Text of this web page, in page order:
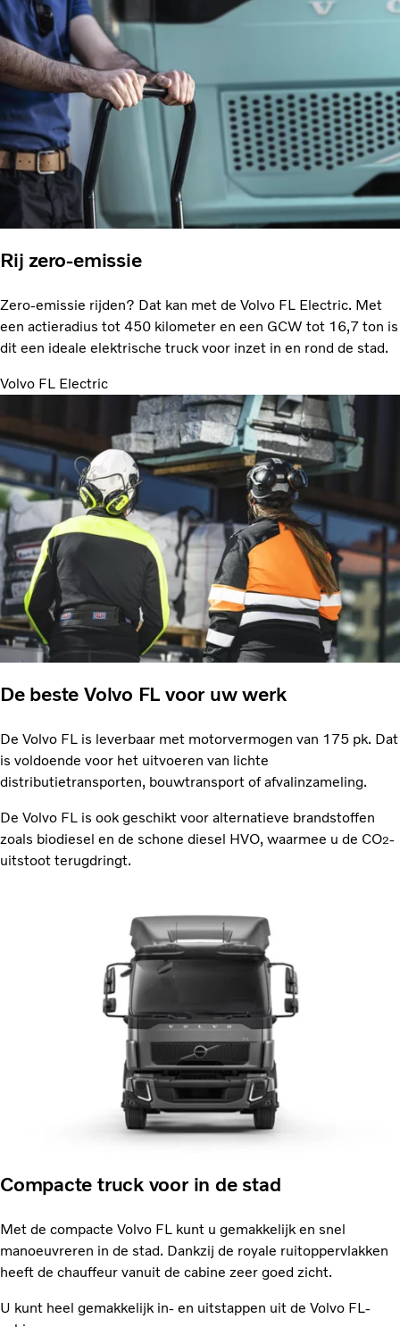
Rij zero-emissie
Zero-emissie rijden? Dat kan met de Volvo FL Electric. Met
een actieradius tot 450 kilometer en een GCW tot 16,7 ton is
dit een ideale elektrische truck voor inzet in en rond de stad.
Volvo FL Electric
De beste Volvo FL voor uw werk
De Volvo FL is leverbaar met motorvermogen van 175 pk. Dat
is voldoende voor het uitvoeren van lichte
distributietransporten, bouwtransport of afvalinzameling.
De Volvo FL is ook geschikt voor alternatieve brandstoffen
zoals biodiesel en de schone diesel HVO, waarmee u de CO2-
uitstoot terugdringt.
Compacte truck voor in de stad
Met de compacte Volvo FL kunt u gemakkelijk en snel
manoeuvreren in de stad. Dankzij de royale ruitoppervlakken
heeft de chauffeur vanuit de cabine zeer goed zicht.
U kunt heel gemakkelijk in- en uitstappen uit de Volvo FL-